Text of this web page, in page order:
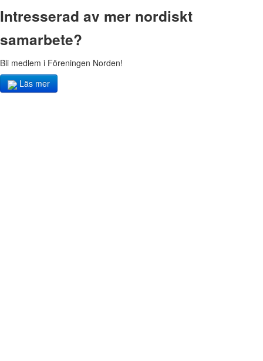
Intresserad av mer nordiskt
samarbete?
Bli medlem i Föreningen Norden!
Läs mer